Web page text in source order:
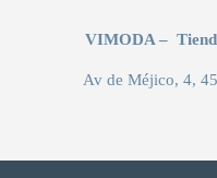
VIMODA –
Av de Méjico, 4,